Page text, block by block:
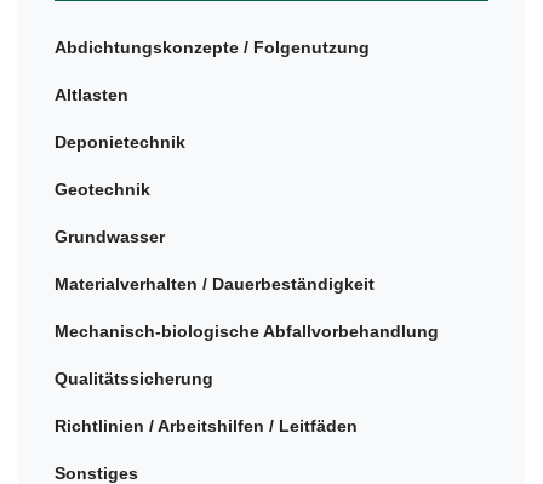
Abdichtungskonzepte / Folgenutzung
Altlasten
Deponietechnik
Geotechnik
Grundwasser
Materialverhalten / Dauerbeständigkeit
Mechanisch-biologische Abfallvorbehandlung
Qualitätssicherung
Richtlinien / Arbeitshilfen / Leitfäden
Sonstiges